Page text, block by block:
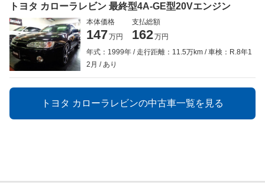
トヨタ カローラレビン 最終型4A-GE型20Vエンジン
本体価格
147万円
支払総額
162万円
年式：1999年
走行距離：11.5万km
車検：R.8年1
2月
あり
トヨタ カローラレビンの中古車一覧を見る